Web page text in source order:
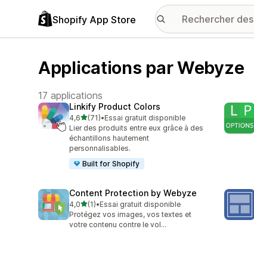
Shopify App Store
Applications par Webyze
17 applications
Linkify Product Colors
4,6étoile(s) sur 5
(71)
71 avis au total
•Essai gratuit disponible
Lier des produits entre eux grâce à des
échantillons hautement
personnalisables.
Built for Shopify
Content Protection by Webyze
4,0étoile(s) sur 5
(1)
1 avis au total
•Essai gratuit disponible
Protégez vos images, vos textes et
votre contenu contre le vol...